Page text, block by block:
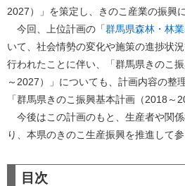
2027）」を策定し、きのこ産業の振興
今回、上位計画の「群馬県森林・林
いて、社会情勢の変化や施策の進捗状
行われたことに伴い、「群馬県きのこ
～2027）」についても、計画内容の整
「群馬県きのこ振興基本計画（2018～
今後はこの計画のもと、生産者や関
り、本県のきのこ生産振興を推進して参
目次